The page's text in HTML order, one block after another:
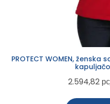
PROTECT WOMEN,
2.594,82